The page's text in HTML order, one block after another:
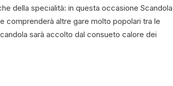
della specialità: in questa occasione Scandola
comprenderà altre gare molto popolari tra le
sarà accolto dal consueto calore dei